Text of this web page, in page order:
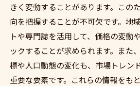
きく変動することがあります。この
向を把握することが不可欠です。地
トや専門誌を活用して、価格の変動
ックすることが求められます。また
標や人口動態の変化も、市場トレン
重要な要素です。これらの情報をも